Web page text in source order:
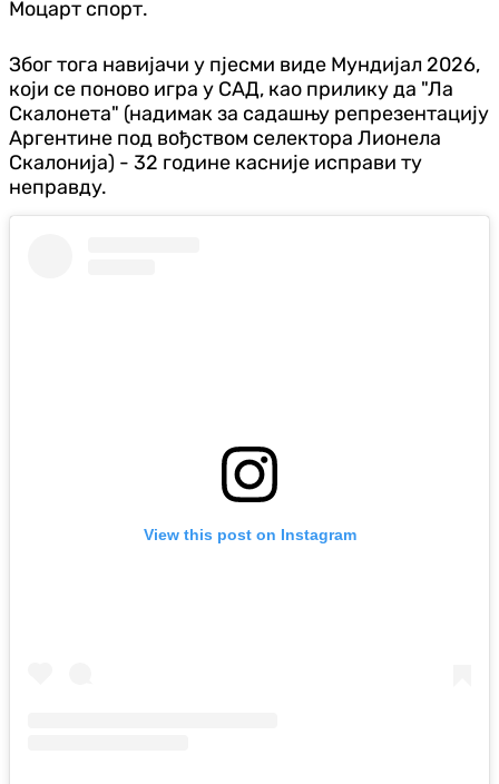
Моцарт спорт.
Због тога навијачи у пјесми виде Мундијал 2026,
који се поново игра у САД, као прилику да "Ла
Скалонета" (надимак за садашњу репрезентацију
Аргентине под вођством селектора Лионела
Скалонија) - 32 године касније исправи ту
неправду.
View this post on Instagram